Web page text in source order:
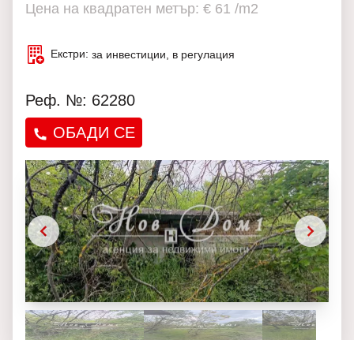
Цена на квадратен метър: € 61 /m2
Екстри: за инвестиции, в регулация
Реф. №: 62280
ОБАДИ СЕ